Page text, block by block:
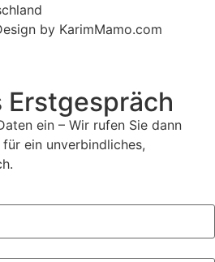
by KarimMamo.com
Erstgespräch
ein – Wir rufen Sie dann
ein unverbindliches,